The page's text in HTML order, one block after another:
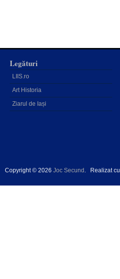
Legături
LIIS.ro
Art Historia
Ziarul de Iași
Copyright © 2026 Joc Secund . Realizat cu